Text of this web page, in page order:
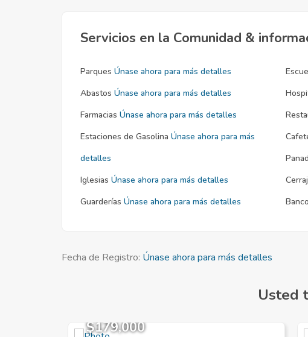
Servicios en la Comunidad &
Parques Únase ahora para más detalles
Abastos Únase ahora para más detalles
Farmacias Únase ahora para más detalles
Estaciones de Gasolina Únase ahora para más
detalles
Iglesias Únase ahora para más detalles
Guarderías Únase ahora para más detalles
Fecha de Registro: Únase ahora para más detalles
Usted
$179,000